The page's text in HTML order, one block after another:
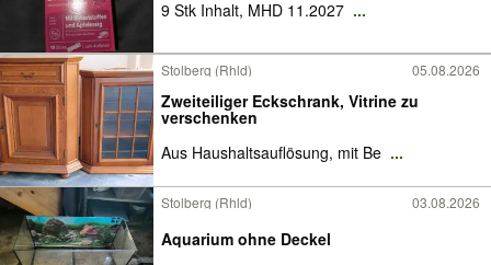
9 Stk Inhalt, MHD 11.2027 ...
Stolberg (Rhld) 05.08.2026
Zweiteiliger Eckschrank, Vitrine zu
verschenken
Aus Haushaltsauflösung, mit Be ...
Stolberg (Rhld) 03.08.2026
Aquarium ohne Deckel